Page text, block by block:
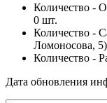
Количество -
0 шт.
Количество -
Ломоносова,
Количество -
Дата обновления